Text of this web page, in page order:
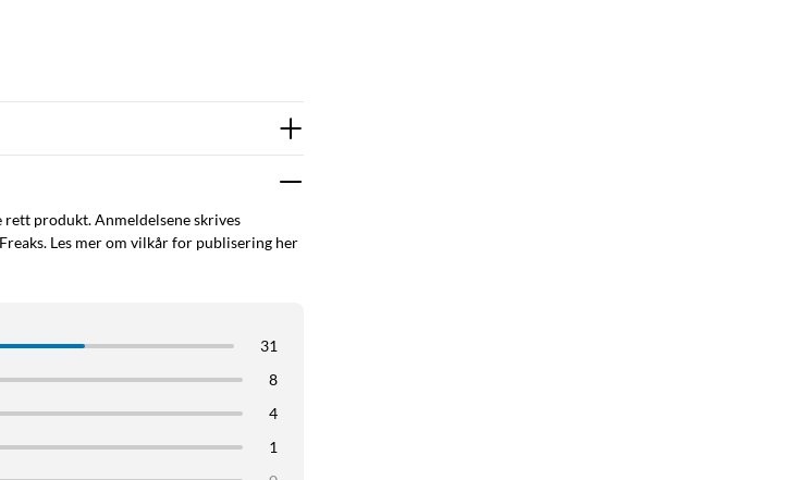
rett produkt. Anmeldelsene skrives
Les mer om vilkår for publisering her
31
8
4
1